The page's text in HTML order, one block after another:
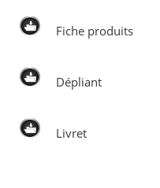
Fiche produits
Dépliant
Livret